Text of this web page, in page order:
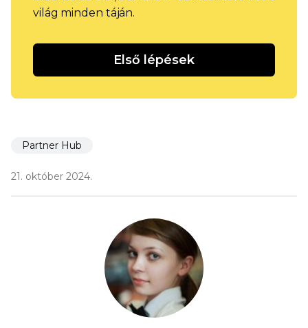
világ minden táján.
Első lépések
Partner Hub
21. október 2024.